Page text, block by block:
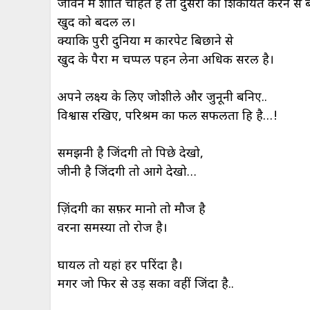
जीवन में शांति चाहते हैं तो दुसरों की शिकायतें करने से
खुद को बदल लें।
क्योंकि पुरी दुनिया में कारपेट बिछाने से
खुद के पैरों में चप्पल पहन लेना अधिक सरल है।
अपने लक्ष्य के लिए जोशीले और जुनूनी बनिए..
विश्वास रखिए, परिश्रम का फल सफलता हि है…!
समझनी है जिंदगी तो पिछे देखो,
जीनी है जिंदगी तो आगे देखो…
ज़िंदगी का सफ़र मानो तो मौज है
वरना समस्या तो रोज है।
घायल तो यहां हर परिंदा है।
मगर जो फिर से उड़ सका वहीं जिंदा है..